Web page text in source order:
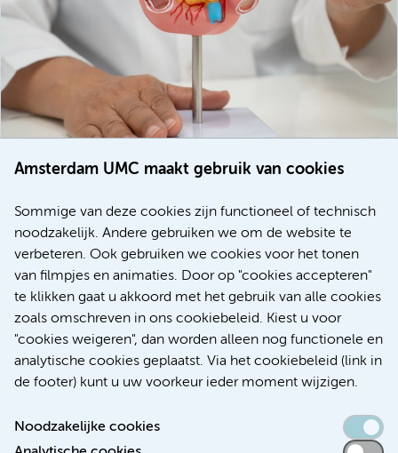
Amsterdam UMC maakt gebruik van cookies
Sommige van deze cookies zijn functioneel of technisch
noodzakelijk. Andere gebruiken we om de website te
verbeteren. Ook gebruiken we cookies voor het tonen
van filmpjes en animaties. Door op "cookies accepteren"
te klikken gaat u akkoord met het gebruik van alle cookies
zoals omschreven in ons cookiebeleid. Kiest u voor
"cookies weigeren", dan worden alleen nog functionele en
analytische cookies geplaatst. Via het cookiebeleid (link in
de footer) kunt u uw voorkeur ieder moment wijzigen.
Noodzakelijke cookies
voor patiënten met alvleesklierkanker verbeteren
Meer